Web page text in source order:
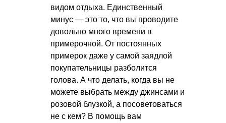
видом отдыха. Единственный
минус — это то, что вы проводите
довольно много времени в
примерочной. От постоянных
примерок даже у самой заядлой
покупательницы разболится
голова. А что делать, когда вы не
можете выбрать между джинсами и
розовой блузкой, а посоветоваться
не с кем? В помощь вам